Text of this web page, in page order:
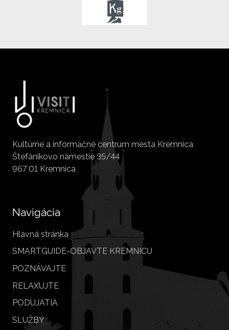
Kultúrne a informačné centrum mesta Kremnica
Štefánikovo námestie 35/44
967 01 Kremnica
Navigácia
Hlavná stránka
SMARTGUIDE-OBJAVTE KREMNICU
POZNÁVAJTE
RELAXUJTE
PODUJATIA
SLUŽBY